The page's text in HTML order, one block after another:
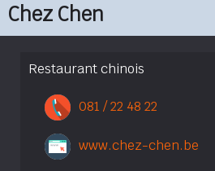
Chez Chen
Restaurant chinois
081 / 22 48 22
www.chez-chen.be